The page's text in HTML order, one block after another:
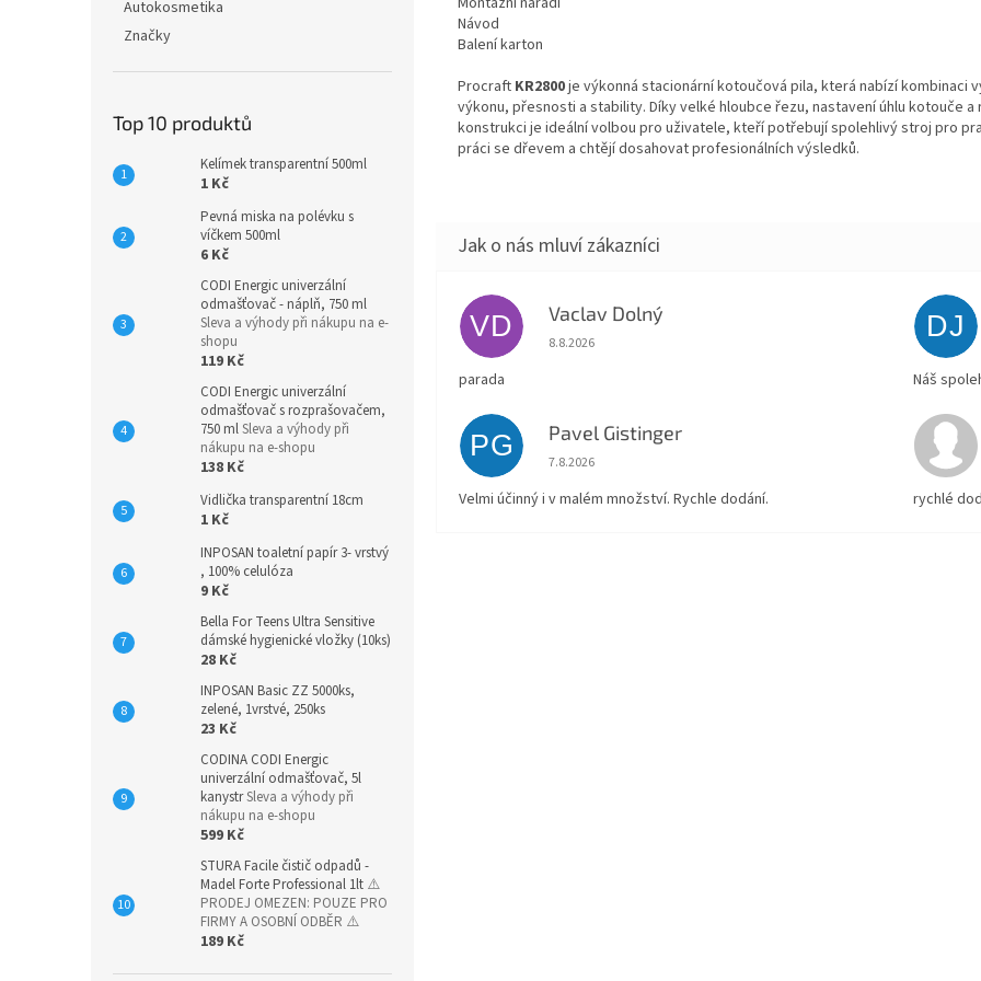
Autokosmetika
Značky
Top 10 produktů
Kelímek transparentní 500ml
1 Kč
Pevná miska na polévku s
víčkem 500ml
6 Kč
CODI Energic univerzální
odmašťovač - náplň, 750 ml
Sleva a výhody při nákupu na e-
shopu
119 Kč
CODI Energic univerzální
odmašťovač s rozprašovačem,
750 mlSleva a výhody při
nákupu na e-shopu
138 Kč
Vidlička transparentní 18cm
1 Kč
INPOSAN toaletní papír 3- vrstvý
, 100% celulóza
9 Kč
Bella For Teens Ultra Sensitive
dámské hygienické vložky (10ks)
28 Kč
INPOSAN Basic ZZ 5000ks,
zelené, 1vrstvé, 250ks
23 Kč
CODINA CODI Energic
univerzální odmašťovač, 5l
kanystrSleva a výhody při
nákupu na e-shopu
599 Kč
STURA Facile čistič odpadů -
Madel Forte Professional 1lt ⚠️
PRODEJ OMEZEN: POUZE PRO
FIRMY A OSOBNÍ ODBĚR ⚠️
189 Kč
Návod
Balení karton
Procraft KR2800je výkonná stacionární kotoučová pila, která nabízí kombinaci
výkonu, přesnosti a stability. Díky velké hloubce řezu, nastavení úhlu kotouče a
konstrukci je ideální volbou pro uživatele, kteří potřebují spolehlivý stroj pro
práci se dřevem a chtějí dosahovat profesionálních výsledků.
VD Vaclav Dolný
Hodnocení obchodu je 5 z 5 hvězdiček.
8.8.2026
parada
DJ
Náš
PG Pavel Gistinger
Hodnocení obchodu je 5 z 5 hvězdiček.
7.8.2026
Velmi účinný i v malém množství. Rychle dodání. rychlé